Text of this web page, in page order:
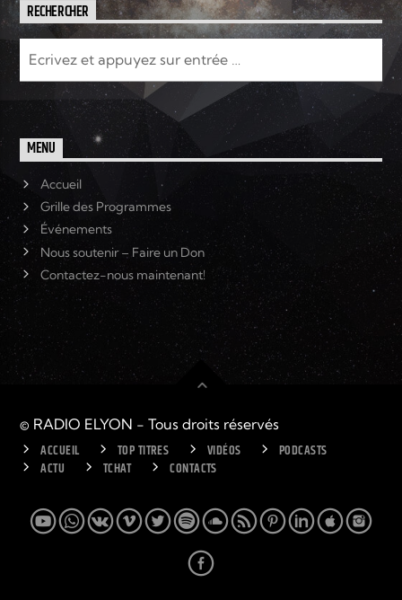
RECHERCHER
MENU
Accueil
Grille des Programmes
Événements
Nous soutenir – Faire un Don
Contactez-nous maintenant!
© RADIO ELYON - Tous droits réservés
ACCUEIL TOP TITRES VIDÉOS
PODCASTS
ACTU
TCHAT CONTACTS